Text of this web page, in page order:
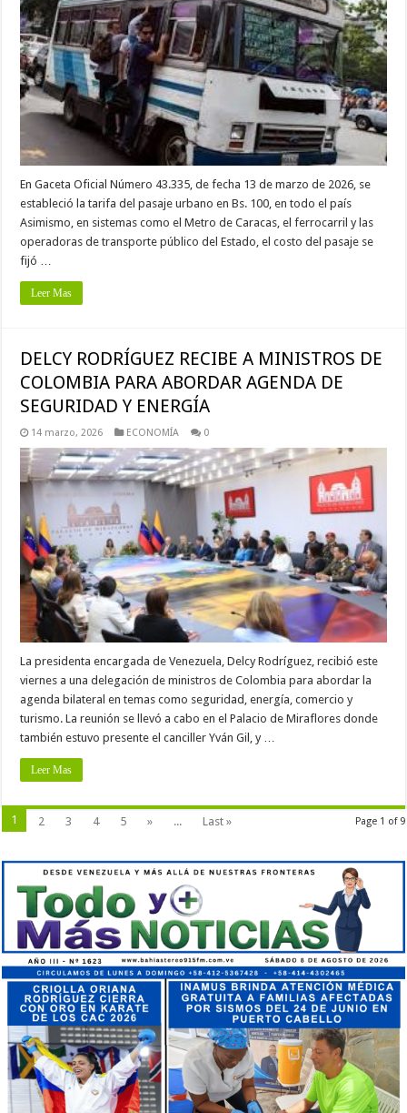
En Gaceta Oficial Número 43.335, de fecha 13 de marzo de 2026, se
estableció la tarifa del pasaje urbano en Bs. 100, en todo el país
Asimismo, en sistemas como el Metro de Caracas, el ferrocarril y las
operadoras de transporte público del Estado, el costo del pasaje se
fijó …
Leer Mas
DELCY RODRÍGUEZ RECIBE A MINISTROS DE
COLOMBIA PARA ABORDAR AGENDA DE
SEGURIDAD Y ENERGÍA
14 marzo, 2026 ECONOMÍA 0
La presidenta encargada de Venezuela, Delcy Rodríguez, recibió este
viernes a una delegación de ministros de Colombia para abordar la
agenda bilateral en temas como seguridad, energía, comercio y
turismo. La reunión se llevó a cabo en el Palacio de Miraflores donde
también estuvo presente el canciller Yván Gil, y …
Leer Mas
Page 1 of 9
1 2 3 4 5 » ... Last »